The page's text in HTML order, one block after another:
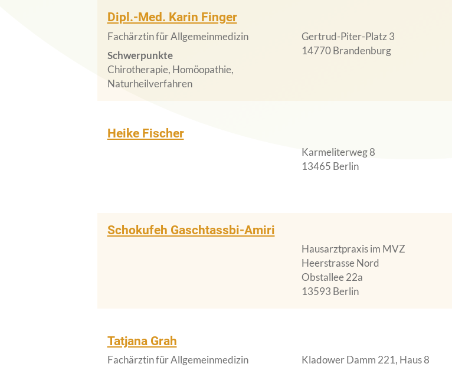
Dipl.-Med. Karin Finger
Fachärztin für Allgemeinmedizin
Schwerpunkte
Chirotherapie, Homöopathie,
Naturheilverfahren
Gertrud-Piter-Platz 3
14770 Brandenburg
Heike Fischer
Karmeliterweg 8
13465 Berlin
Schokufeh Gaschtassbi-Amiri
Hausarztpraxis im MVZ
Heerstrasse Nord
Obstallee 22a
13593 Berlin
Tatjana Grah
Fachärztin für Allgemeinmedizin
Kladower Damm 221, Haus 8